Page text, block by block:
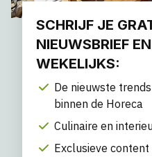
SCHRIJF JE
NIEUWSBRIEF
WEKELIJKS:
De nieuwste
binnen de Horeca
Culinaire en
Exclusieve